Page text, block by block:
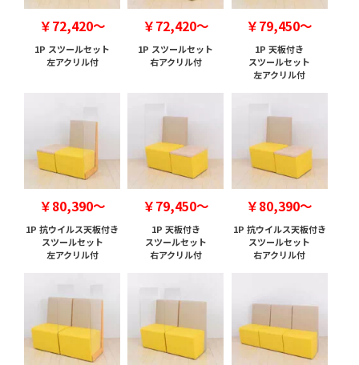
￥72,420～
1P スツールセット
左アクリル付
￥72,420～
1P スツールセット
右アクリル付
￥79,450～
1P 天板付き
スツールセット
左アクリル付
￥80,390～
1P 抗ウイルス天板付き
スツールセット
左アクリル付
￥79,450～
1P 天板付き
スツールセット
右アクリル付
￥80,390～
1P 抗ウイルス天板付き
スツールセット
右アクリル付